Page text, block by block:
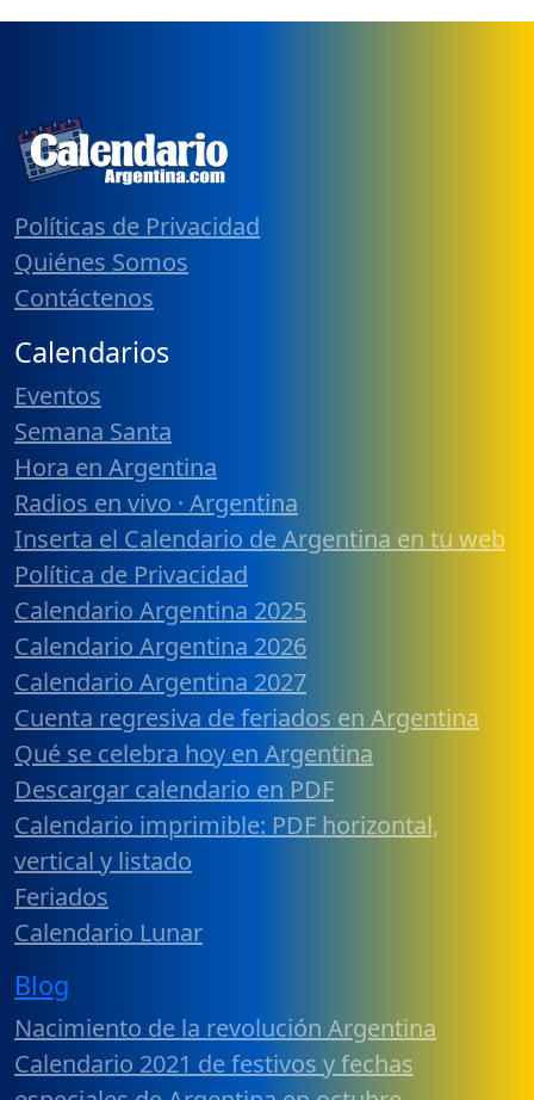
Políticas de Privacidad
Quiénes Somos
Contáctenos
Calendarios
Eventos
Semana Santa
Hora en Argentina
Radios en vivo · Argentina
Inserta el Calendario de Argentina en tu web
Política de Privacidad
Calendario Argentina 2025
Calendario Argentina 2026
Calendario Argentina 2027
Cuenta regresiva de feriados en Argentina
Qué se celebra hoy en Argentina
Descargar calendario en PDF
Calendario imprimible: PDF horizontal,
vertical y listado
Feriados
Calendario Lunar
Blog
Nacimiento de la revolución Argentina
Calendario 2021 de festivos y fechas